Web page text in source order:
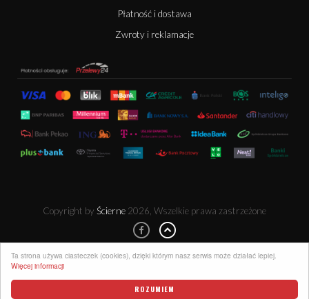
ROZUMIEM
Ta strona używa ciasteczek (cookies), dzięki którym nasz serwis może działać lepiej.
Więcej informacji
Płatność i dostawa
Zwroty i reklamacje
Copyright by Ścierne 2026, Wszelkie prawa zastrzeżone